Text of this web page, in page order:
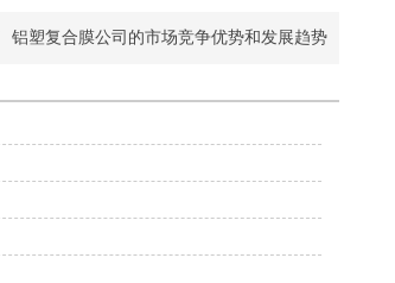
铝塑复合膜公司的市场竞争优势和发展趋势